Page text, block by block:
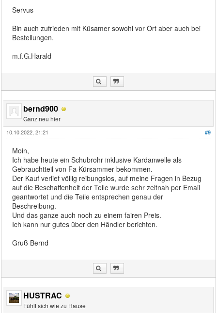
Servus
Bin auch zufrieden mit Küsamer sowohl vor Ort aber auch bei
Bestellungen.
m.f.G.Harald
bernd900
Ganz neu hier
#9
10.10.2022, 21:21
Moin,
Ich habe heute ein Schubrohr inklusive Kardanwelle als
Gebrauchtteil von Fa Kürsammer bekommen.
Der Kauf verlief völlig reibungslos, auf meine Fragen in Bezug
auf die Beschaffenheit der Teile wurde sehr zeitnah per Email
geantwortet und die Teile entsprechen genau der
Beschreibung.
Und das ganze auch noch zu einem fairen Preis.
Ich kann nur gutes über den Händler berichten.
Gruß Bernd
HUSTRAC
Fühlt sich wie zu Hause